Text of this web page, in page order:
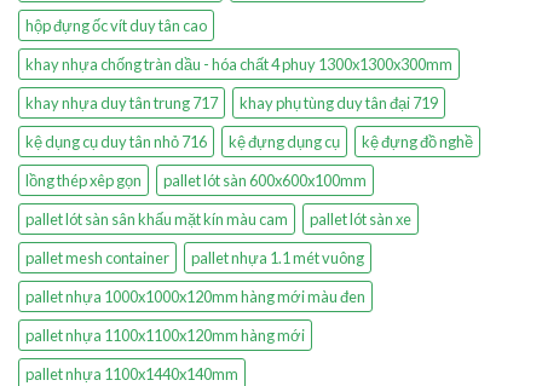
hộp đựng ốc vít duy tân cao
khay nhựa chống tràn dầu - hóa chất 4 phuy 1300x1300x300mm
khay nhựa duy tân trung 717
khay phụ tùng duy tân đại 719
kệ dụng cụ duy tân nhỏ 716
kệ đựng dụng cụ
kệ đựng đồ nghề
lồng thép xêp gọn
pallet lót sàn 600x600x100mm
pallet lót sàn sân khấu mặt kín màu cam
pallet lót sàn xe
pallet mesh container
pallet nhựa 1.1 mét vuông
pallet nhựa 1000x1000x120mm hàng mới màu đen
pallet nhựa 1100x1100x120mm hàng mới
pallet nhựa 1100x1440x140mm